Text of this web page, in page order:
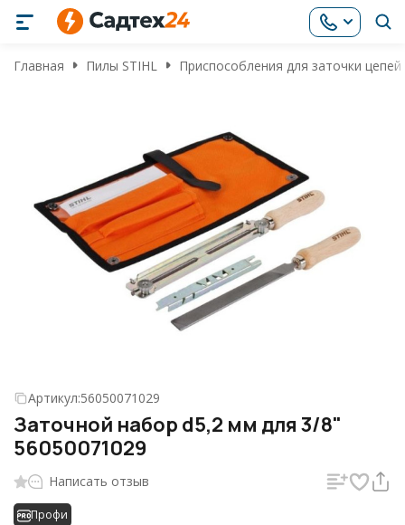
Главная Пилы STIHL Приспособления для заточки цепей
Артикул:56050071029
Заточной набор d5,2 мм для 3/8"
56050071029
Написать отзыв
Профи